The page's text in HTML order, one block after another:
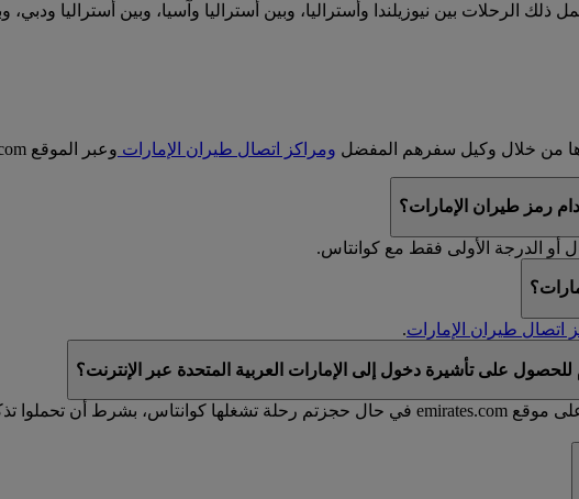
الرحلات بين نيوزيلندا وأستراليا، وبين أستراليا وآسيا، وبين أستراليا
من خلال وكيل سفرهم المفضل ومراكز اتصال طيران الإمارات وعبر الموقع emirates.com.
رمز طيران الإمارات؟
أو الدرجة الأولى فقط مع كوانتاس.
اتصال طيران الإمارات.
على تأشيرة دخول إلى الإمارات العربية المتحدة عبر الإنترنت؟